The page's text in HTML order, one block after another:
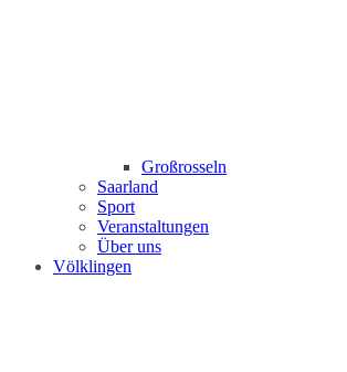
Großrosseln
Saarland
Sport
Veranstaltungen
Über uns
Völklingen